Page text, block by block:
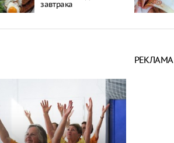
завтрака
РЕКЛАМА